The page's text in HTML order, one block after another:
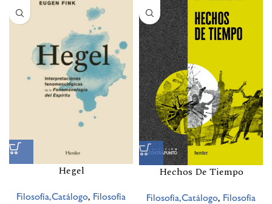
Hegel
Filosofía,Catálogo, Filosofía
Hechos De Tiempo
Filosofía,Catálogo, Filosofía